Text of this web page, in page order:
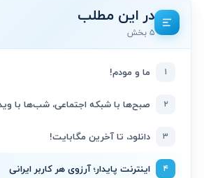
در این مطلب
۵ بخش
۱ ما و مودم!
۲ صبح‌ها با شبکه اجتماعی، شب‌ها با
۳ دانلود، تا آخرین مگابایت!
۴ اینترنت پایدار؛ آرزوی هر کاربر ایرانی